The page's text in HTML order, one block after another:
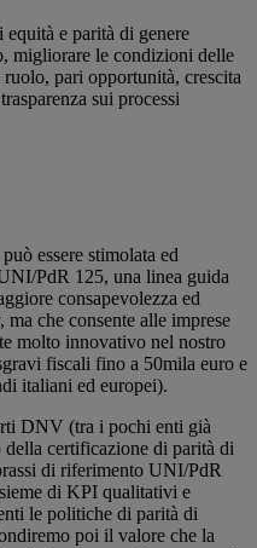
e parità di genere
migliorare le condizioni delle
pari opportunità, crescita
sui processi
essere stimolata ed
PdR 125, una linea guida
consapevolezza ed
che consente alle imprese
molto innovativo nel nostro
fiscali fino a 50mila euro e
italiani ed europei).
DNV (tra i pochi enti già
certificazione di parità di
di riferimento UNI/PdR
di KPI qualitativi e
le politiche di parità di
poi il valore che la